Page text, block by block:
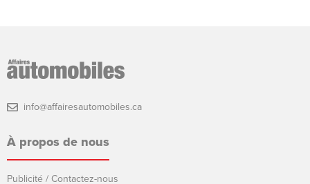
info@affairesautomobiles.ca
À propos de nous
Publicité / Contactez-nous